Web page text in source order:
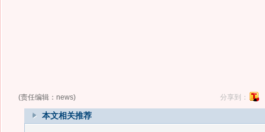
(责任编辑：news) 分享到：
本文相关推荐